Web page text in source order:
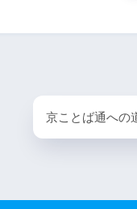
京ことば通への